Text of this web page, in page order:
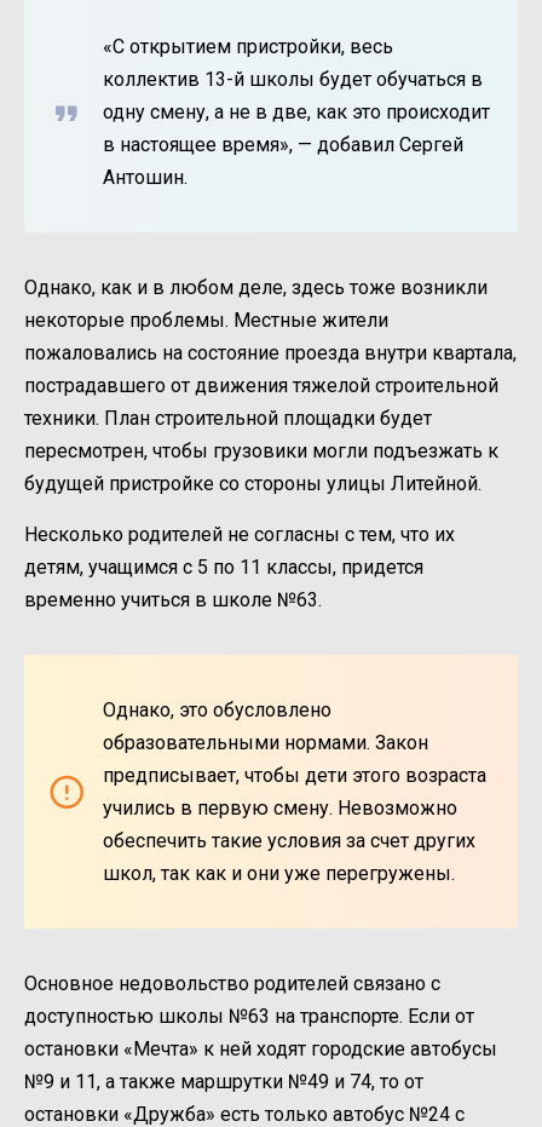
«С открытием пристройки, весь
коллектив 13-й школы будет обучаться в
одну смену, а не в две, как это происходит
в настоящее время», — добавил Сергей
Антошин.
Однако, как и в любом деле, здесь тоже возникли
некоторые проблемы. Местные жители
пожаловались на состояние проезда внутри квартала,
пострадавшего от движения тяжелой строительной
техники. План строительной площадки будет
пересмотрен, чтобы грузовики могли подъезжать к
будущей пристройке со стороны улицы Литейной.
Несколько родителей не согласны с тем, что их
детям, учащимся с 5 по 11 классы, придется
временно учиться в школе №63.
Однако, это обусловлено
образовательными нормами. Закон
предписывает, чтобы дети этого возраста
учились в первую смену. Невозможно
обеспечить такие условия за счет других
школ, так как и они уже перегружены.
Основное недовольство родителей связано с
доступностью школы №63 на транспорте. Если от
остановки «Мечта» к ней ходят городские автобусы
№9 и 11, а также маршрутки №49 и 74, то от
остановки «Дружба» есть только автобус №24 с